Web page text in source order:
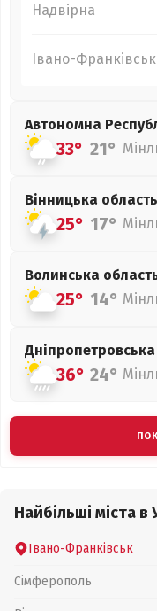
Надвірна
Івано-Франківськ
Автономна
33° 21°
Вінницька область
25° 17°
Волинська
25° 14°
Дніпропетровська
36° 24°
Найбільші міста в
Івано-Франківськ
Сімферополь